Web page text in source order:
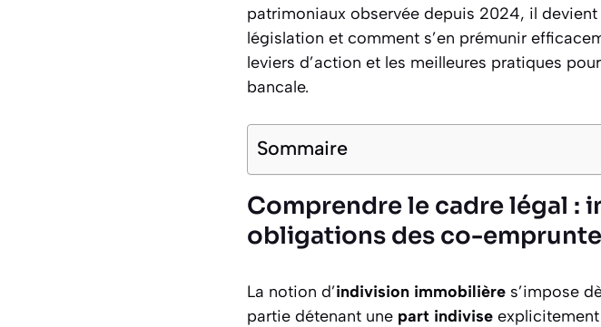
patrimoniaux observée depuis 2024, il
législation et comment s’en prémunir
leviers d’action et les meilleures pratiques
bancale.
Sommaire
Comprendre le cadre légal
obligations des co-
La notion d’indivision immobilière s’impose
partie détenant une part indivise